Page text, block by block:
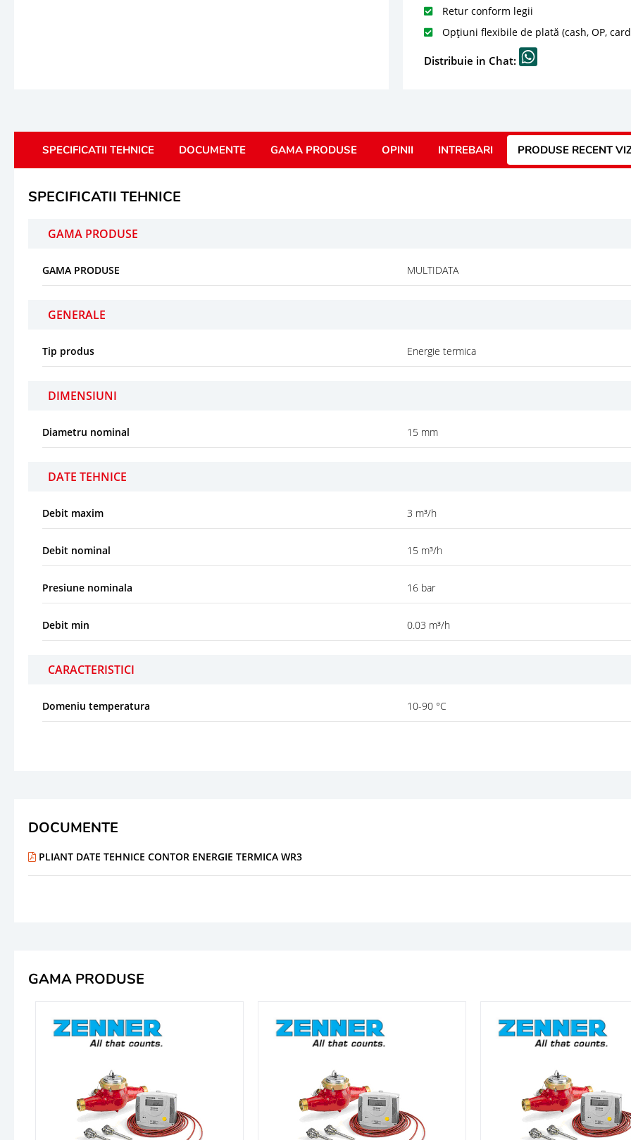
Retur conform legii
Opțiuni flexibile de plată (cash, OP,
Distribuie in Chat:
SPECIFICATII TEHNICE DOCUMENTE GAMA PRODUSE OPINII INTREBARI PRODUSE RECENT
SPECIFICATII TEHNICE
GAMA PRODUSE
GAMA PRODUSE MULTIDATA
GENERALE
Tip produs Energie termica
DIMENSIUNI
Diametru nominal 15 mm
DATE TEHNICE
Debit maxim 3 m³/h
Debit nominal 15 m³/h
Presiune nominala 16 bar
Debit min 0.03 m³/h
CARACTERISTICI
Domeniu temperatura 10-90 °C
DOCUMENTE
PLIANT DATE TEHNICE CONTOR ENERGIE TERMICA WR3
GAMA PRODUSE